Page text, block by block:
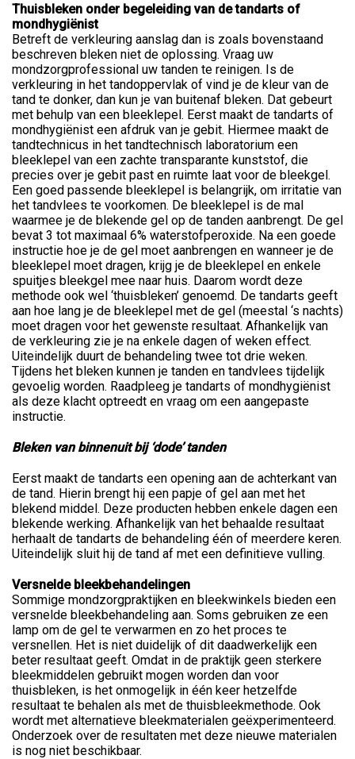
Thuisbleken onder begeleiding van de tandarts of
mondhygiënist
Betreft de verkleuring aanslag dan is zoals bovenstaand
beschreven bleken niet de oplossing. Vraag uw
mondzorgprofessional uw tanden te reinigen. Is de
verkleuring in het tandoppervlak of vind je de kleur van de
tand te donker, dan kun je van buitenaf bleken. Dat gebeurt
met behulp van een bleeklepel. Eerst maakt de tandarts of
mondhygiënist een afdruk van je gebit. Hiermee maakt de
tandtechnicus in het tandtechnisch laboratorium een
bleeklepel van een zachte transparante kunststof, die
precies over je gebit past en ruimte laat voor de bleekgel.
Een goed passende bleeklepel is belangrijk, om irritatie van
het tandvlees te voorkomen. De bleeklepel is de mal
waarmee je de blekende gel op de tanden aanbrengt. De gel
bevat 3 tot maximaal 6% waterstofperoxide. Na een goede
instructie hoe je de gel moet aanbrengen en wanneer je de
bleeklepel moet dragen, krijg je de bleeklepel en enkele
spuitjes bleekgel mee naar huis. Daarom wordt deze
methode ook wel ‘thuisbleken’ genoemd. De tandarts geeft
aan hoe lang je de bleeklepel met de gel (meestal ‘s nachts)
moet dragen voor het gewenste resultaat. Afhankelijk van
de verkleuring zie je na enkele dagen of weken effect.
Uiteindelijk duurt de behandeling twee tot drie weken.
Tijdens het bleken kunnen je tanden en tandvlees tijdelijk
gevoelig worden. Raadpleeg je tandarts of mondhygiënist
als deze klacht optreedt en vraag om een aangepaste
instructie.
Bleken van binnenuit bij ‘dode’ tanden
Eerst maakt de tandarts een opening aan de achterkant van
de tand. Hierin brengt hij een papje of gel aan met het
blekend middel. Deze producten hebben enkele dagen een
blekende werking. Afhankelijk van het behaalde resultaat
herhaalt de tandarts de behandeling één of meerdere keren.
Uiteindelijk sluit hij de tand af met een definitieve vulling.
Versnelde bleekbehandelingen
Sommige mondzorgpraktijken en bleekwinkels bieden een
versnelde bleekbehandeling aan. Soms gebruiken ze een
lamp om de gel te verwarmen en zo het proces te
versnellen. Het is niet duidelijk of dit daadwerkelijk een
beter resultaat geeft. Omdat in de praktijk geen sterkere
bleekmiddelen gebruikt mogen worden dan voor
thuisbleken, is het onmogelijk in één keer hetzelfde
resultaat te behalen als met de thuisbleekmethode. Ook
wordt met alternatieve bleekmaterialen geëxperimenteerd.
Onderzoek over de resultaten met deze nieuwe materialen
is nog niet beschikbaar.